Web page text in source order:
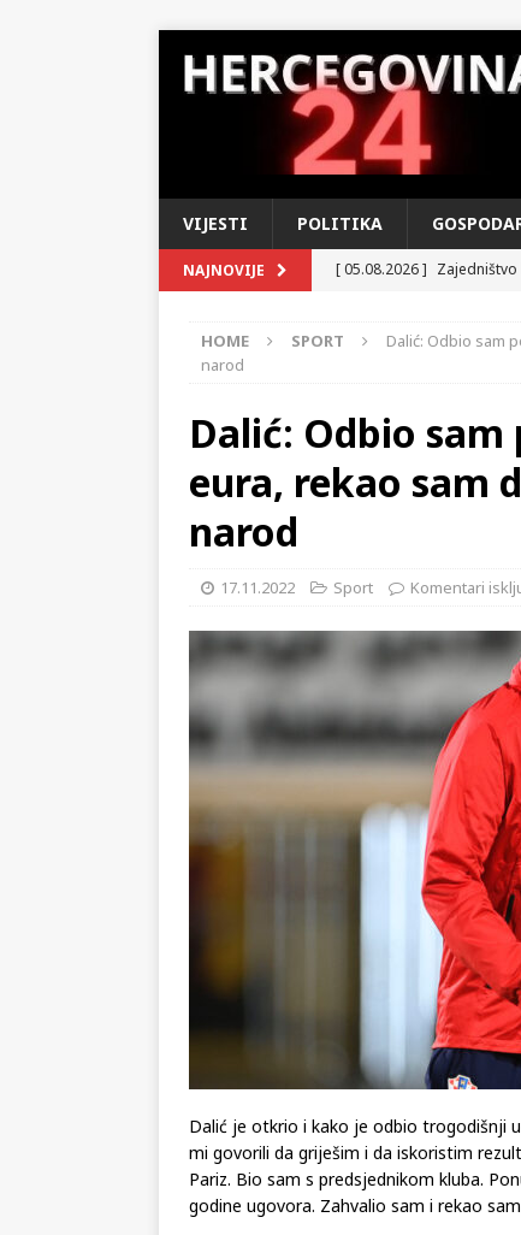
VIJESTI POLITIKA
Operaciji »Oluja«
u tihom ponosu i
[ 03.08.2026 ] MUP HNŽ
[ 29.07.2026 ] Na
(video)
KULTURA
[ 28.07.2026 ]
Uhićen
snimke potjere i hvatanja
[ 06.08.2026 ] Vrhunac
Dalić: Odbio sam
eura, rekao sam
narod
17.11.2022 Sport Komentari
Dalić je otkrio i kako je odbio trogodišnji
mi govorili da griješim i da iskoristim
Pariz. Bio sam s predsjednikom kluba.